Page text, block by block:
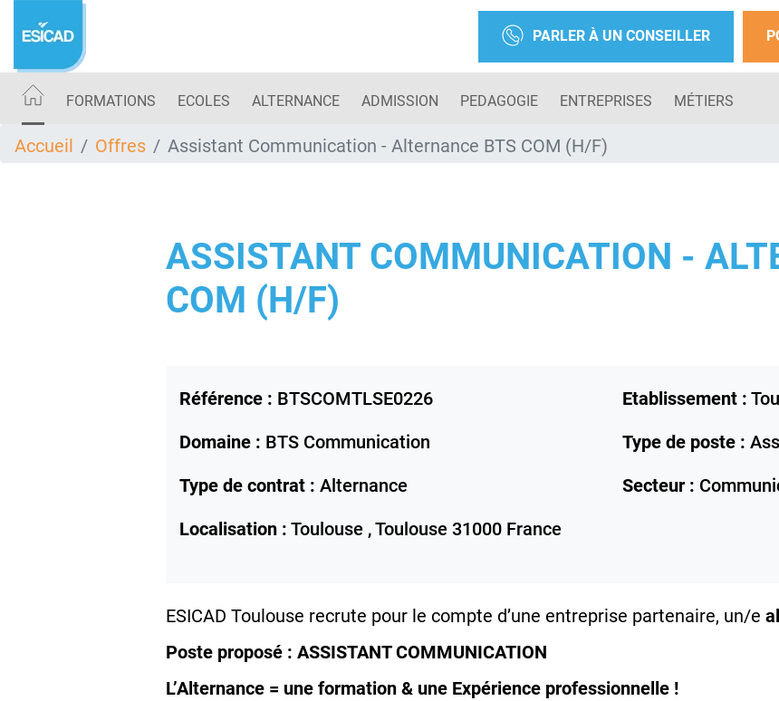
contenu
PARLER À UN CONSEILLER
FORMATIONS ECOLES ALTERNANCE ADMISSION PEDAGOGIE ENTREPRISES MÉTIERS
Accueil Offres Assistant Communication - Alternance BTS COM (H/F)
ASSISTANT COMMUNICATION -
COM (H/F)
Référence : BTSCOMTLSE0226 Etablissement :
Domaine : BTS Communication Type de poste :
Type de contrat : Alternance Secteur :
Localisation : Toulouse ,Toulouse 31000 France
ESICAD Toulouse recrute pour le compte d’une entreprise partenaire, un/e
Poste proposé : ASSISTANT COMMUNICATION
L’Alternance = une formation & une Expérience professionnelle !